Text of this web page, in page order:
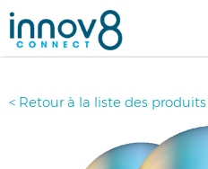
< Retour à la liste des produits